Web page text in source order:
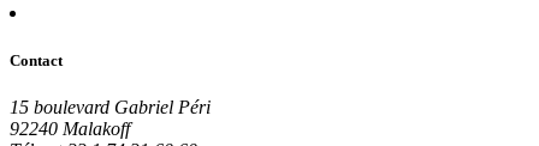
Contact
15 boulevard Gabriel Péri
92240 Malakoff